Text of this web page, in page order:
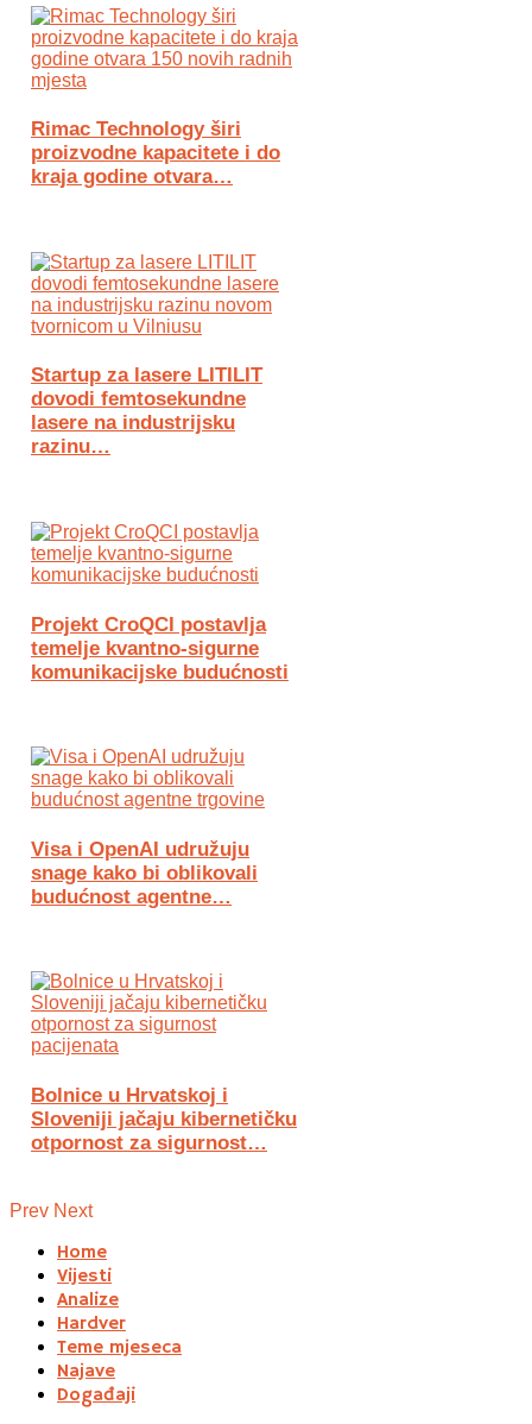
Rimac Technology širi
proizvodne kapacitete i do
kraja godine otvara…
Startup za lasere LITILIT
dovodi femtosekundne
lasere na industrijsku
razinu…
Projekt CroQCI postavlja
temelje kvantno-sigurne
komunikacijske budućnosti
Visa i OpenAI udružuju
snage kako bi oblikovali
budućnost agentne…
Bolnice u Hrvatskoj i
Sloveniji jačaju kibernetičku
otpornost za sigurnost…
Prev Next
Home
Vijesti
Analize
Hardver
Teme mjeseca
Najave
Događaji